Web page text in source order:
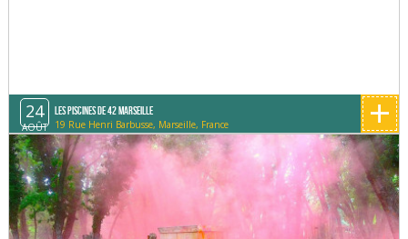
24
AOÛT
Les Piscines de 42 Marseille
19 Rue Henri Barbusse, Marseille, France +